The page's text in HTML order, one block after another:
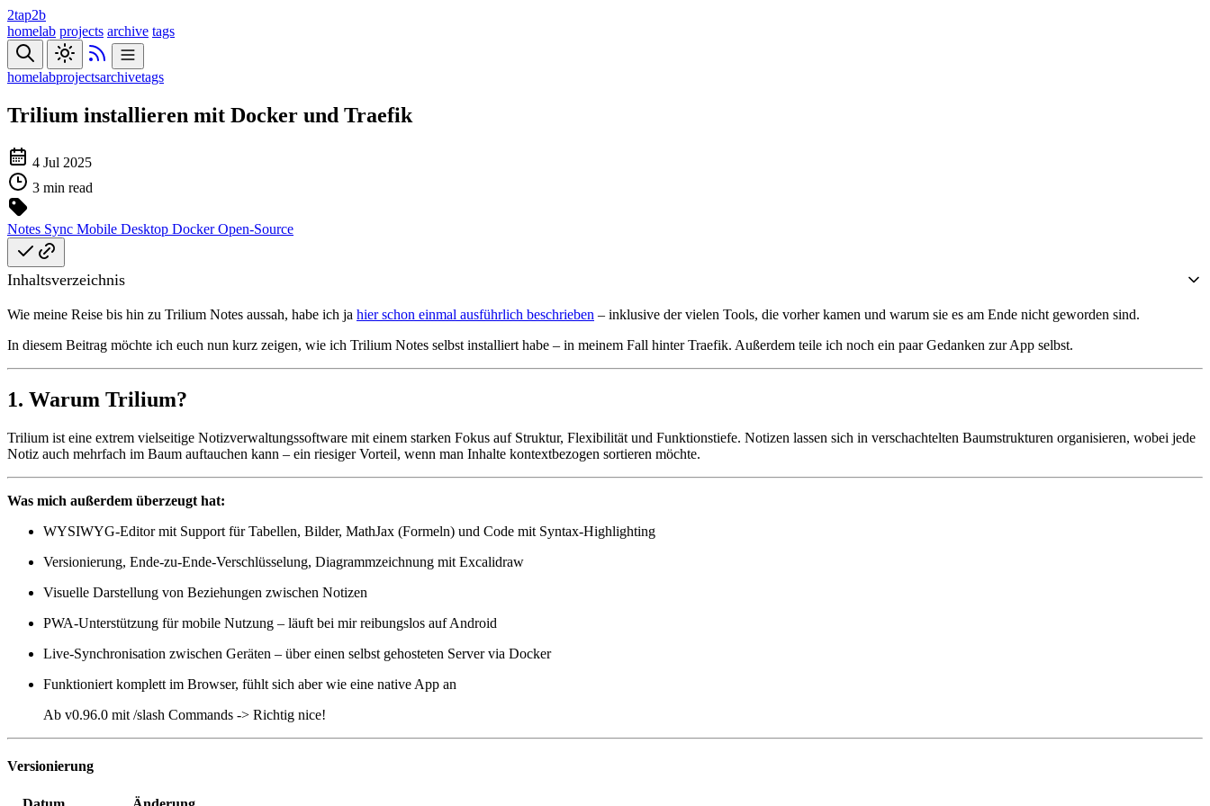
2tap2b
homelab projects archive tags
homelabprojectsarchivetags
Trilium installieren mit Docker und Traefik
4 Jul 2025
3 min read
Notes Sync Mobile Desktop DockerOpen-Source
Inhaltsverzeichnis
Wie meine Reise bis hin zu Trilium Notes aussah, habe ich ja hier schon einmal ausführlich beschrieben – inklusive der vielen Tools, die vorher kamen und warum sie es am Ende nicht geworden sind.
In diesem Beitrag möchte ich euch nun kurz zeigen, wie ich Trilium Notes selbst installiert habe – in meinem Fall hinter Traefik. Außerdem teile ich noch ein paar Gedanken zur App selbst.
1. Warum Trilium?
Trilium ist eine extrem vielseitige Notizverwaltungssoftware mit einem starken Fokus auf Struktur, Flexibilität und Funktionstiefe. Notizen lassen sich in verschachtelten Baumstrukturen organisieren, wobei jede
Notiz auch mehrfach im Baum auftauchen kann – ein riesiger Vorteil, wenn man Inhalte kontextbezogen sortieren möchte.
Was mich außerdem überzeugt hat:
WYSIWYG-Editor mit Support für Tabellen, Bilder, MathJax (Formeln) und Code mit Syntax-Highlighting
Versionierung, Ende-zu-Ende-Verschlüsselung, Diagrammzeichnung mit Excalidraw
Visuelle Darstellung von Beziehungen zwischen Notizen
PWA-Unterstützung für mobile Nutzung – läuft bei mir reibungslos auf Android
Live-Synchronisation zwischen Geräten – über einen selbst gehosteten Server via Docker
Funktioniert komplett im Browser, fühlt sich aber wie eine native App an
Ab v0.96.0 mit /slash Commands -> Richtig nice!
Versionierung